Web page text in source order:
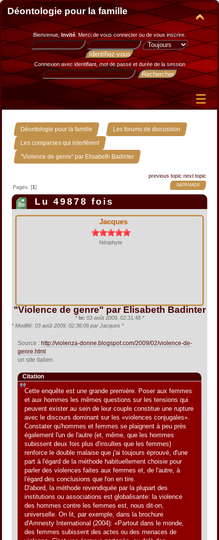
Déontologie pour la famille
Bienvenue, Invité. Merci devous connecter ou de vous inscrire.
Connexion avec identifiant, mot de passe et durée de la session
Déontologie pour la famille » Les forums de discussion »
Les comparses qui interfèrent »
"Violence de genre" par Elisabeth Badinter
previous topic next topic
IMPRIMER
Pages: [1]
Lu 49878 fois
Jacques
Néophyte
"Violence de genre" par Elisabeth Badinter
* le: 03 août 2009, 02:31:48 *
* Modifié: 03 août 2009, 02:36:06 par Jacques *
Source : http://violenza-donne.blogspot.com/2009/02/violence-de-
genre.html
un site italien.
Citation
Cette enquête est une grande première. Poser aux femmes
et aux hommes les mêmes questions sur les tensions qui
peuvent exister au sein de leur couple constitue une rupture
avec le discours dominant sur les «violences conjugales».
Constater qu'hommes et femmes se plaignent à peu près
également l'un de l'autre (et, même, que les hommes
subissent deux fois plus d'insultes que les femmes)
renforce le double malaise que j'ai toujours éprouvé, d'une
part à l'égard de la méthode habituellement choisie pour
parler des violences faites aux femmes et, de l'autre, à
l'égard des conclusions que l'on en tire.
D'abord, la méthode revendiquée par la plupart des
institutions ou associations est globalisante: la violence
des hommes contre les femmes est, nous dit-on,
universelle. On lit, par exemple, dans la brochure
d'Amnesty International (2004): «Partout dans le monde,
des femmes subissent des actes ou des menaces de